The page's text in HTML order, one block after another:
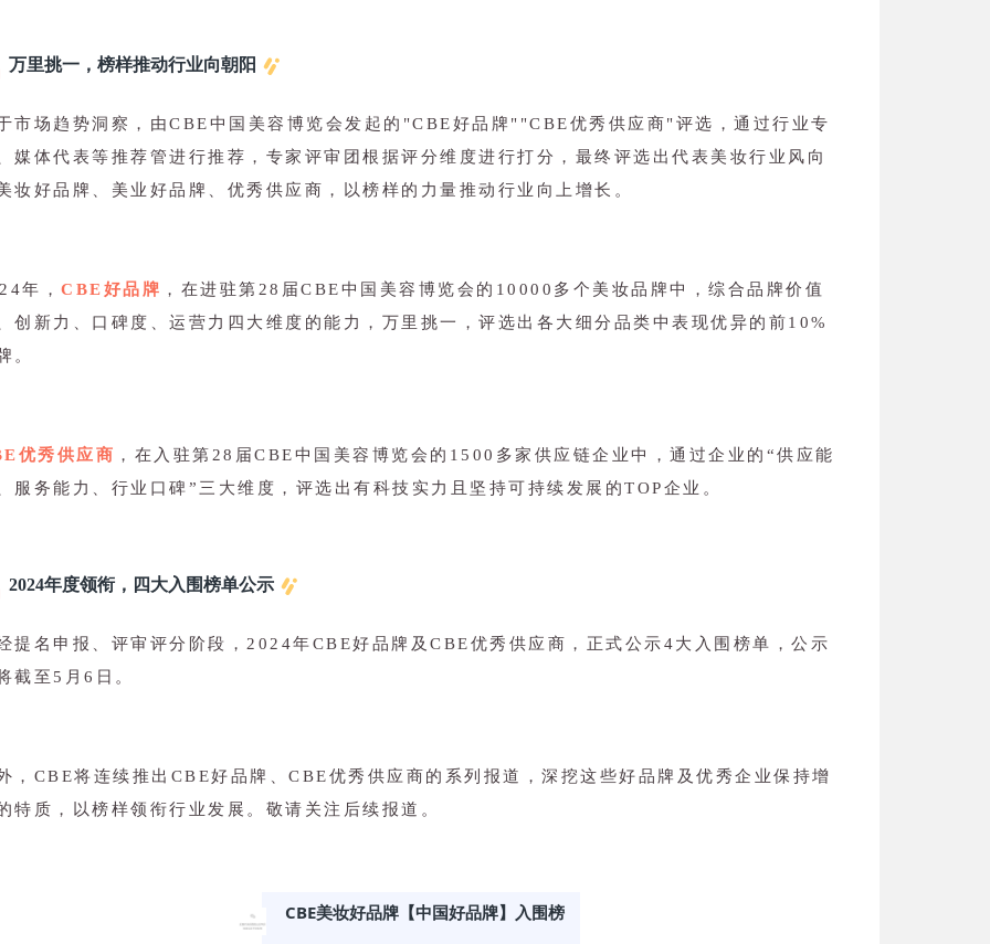
万里挑一，榜样推动行业向朝阳
市场趋势洞察，由CBE中国美容博览会发起的"CBE好品牌""CBE优秀供应商"评选，通过行业专
媒体代表等推荐管进行推荐，专家评审团根据评分维度进行打分，最终评选出代表美妆行业风向
妆好品牌、美业好品牌、优秀供应商，以榜样的力量推动行业向上增长。
年，CBE好品牌 ，在进驻第28届CBE中国美容博览会的10000多个美妆品牌中，综合品牌价值
创新力、口碑度、运营力四大维度的能力，万里挑一，评选出各大细分品类中表现优异的前10%
。
优秀供应商 ，在入驻第28届CBE中国美容博览会的1500多家供应链企业中，通过企业的“供应能
服务能力、行业口碑”三大维度，评选出有科技实力且坚持可持续发展的TOP企业。
2024年度领衔，四大入围榜单公示
提名申报、评审评分阶段，2024年CBE好品牌及CBE优秀供应商，正式公示4大入围榜单，公示
截至5月6日。
，CBE将连续推出CBE好品牌、CBE优秀供应商的系列报道，深挖这些好品牌及优秀企业保持增
特质，以榜样领衔行业发展。敬请关注后续报道。
CBE美妆好品牌【中国好品牌】入围榜